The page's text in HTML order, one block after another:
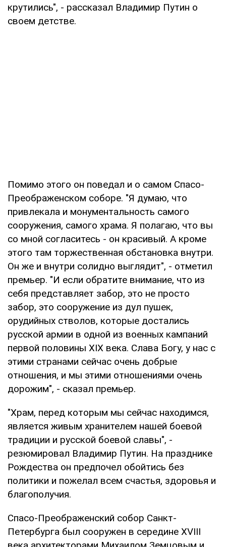
крутились", - рассказал Владимир Путин о
своем детстве.
Помимо этого он поведал и о самом Спасо-
Преображенском соборе. "Я думаю, что
привлекала и монументальность самого
сооружения, самого храма. Я полагаю, что вы
со мной согласитесь - он красивый. А кроме
этого там торжественная обстановка внутри.
Он же и внутри солидно выглядит", - отметил
премьер. "И если обратите внимание, что из
себя представляет забор, это не просто
забор, это сооружение из дул пушек,
орудийных стволов, которые достались
русской армии в одной из военных кампаний
первой половины XIX века. Слава Богу, у нас с
этими странами сейчас очень добрые
отношения, и мы этими отношениями очень
дорожим", - сказал премьер.
"Храм, перед которым мы сейчас находимся,
является живым хранителем нашей боевой
традиции и русской боевой славы", -
резюмировал Владимир Путин. На празднике
Рождества он предпочел обойтись без
политики и пожелал всем счастья, здоровья и
благополучия.
Спасо-Преображенский собор Санкт-
Петербурга был сооружен в середине XVIII